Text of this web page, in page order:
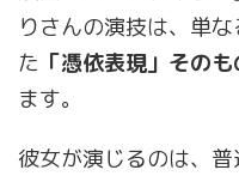
りさんの演技は、単
た 「憑依表現」その
ます。
彼女が演じるのは、